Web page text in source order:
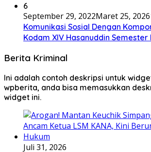
6
September 29, 2022Maret 25, 2026
Komunikasi Sosial Dengan
Kodam XIV Hasanuddin Semester
Berita Kriminal
Ini adalah contoh deskripsi untuk
wpberita, anda bisa memasukkan
widget ini.
Juli 31, 2026